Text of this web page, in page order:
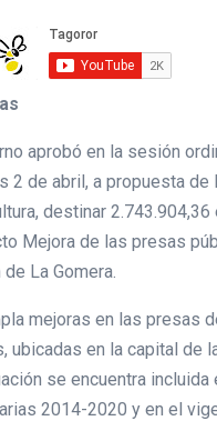
aprobó en la sesión
2 de abril, a propuesta de
destinar 2.743.904,36
Mejora de las presas
La Gomera.
mejoras en las presas
ubicadas en la capital de
se encuentra incluida
2014-2020 y en el